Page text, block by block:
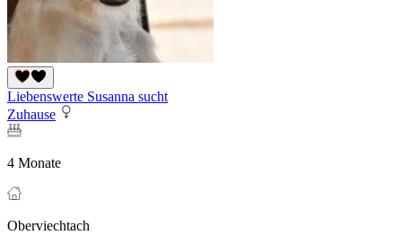
Liebenswerte Susanna sucht
Zuhause
4 Monate
Oberviechtach